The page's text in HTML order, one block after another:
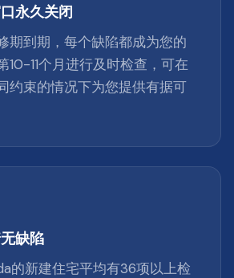
永久关闭
期到期，每个缺陷都成为您的
10-11个月进行及时检查，可在
约束的情况下为您提供有据可
缺陷
的新建住宅平均有36项以上检